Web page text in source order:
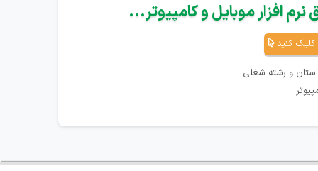
افزار موبایل و کامپیوتر...
کلیک کنید
و رشته شغلی